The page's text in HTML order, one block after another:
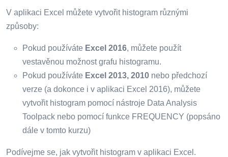
V aplikaci Excel můžete vytvořit histogram různými
způsoby:
Pokud používáte Excel 2016, můžete použít
vestavěnou možnost grafu histogramu.
Pokud používáte Excel 2013, 2010 nebo předchozí
verze (a dokonce i v aplikaci Excel 2016), můžete
vytvořit histogram pomocí nástroje Data Analysis
Toolpack nebo pomocí funkce FREQUENCY (popsáno
dále v tomto kurzu)
Podívejme se, jak vytvořit histogram v aplikaci Excel.